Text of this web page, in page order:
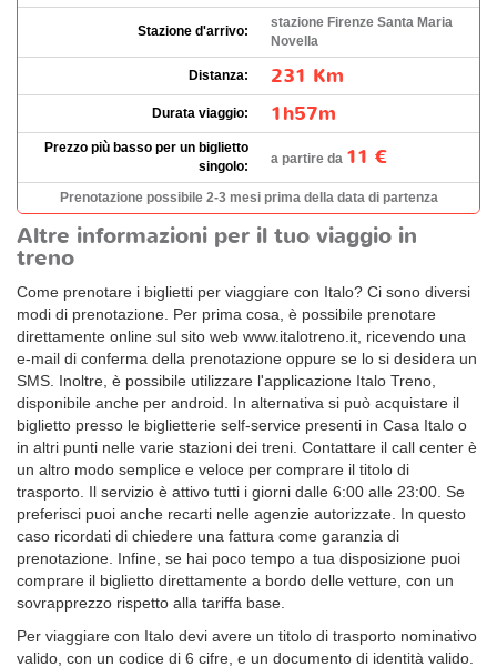
Stazione d'arrivo:
stazione Firenze Santa Maria
Novella
Distanza: 231 Km
Durata viaggio: 1h57m
Prezzo più basso per un biglietto
singolo:
a partire da 11 €
Prenotazione possibile 2-3 mesi prima della data di partenza
Altre informazioni per il tuo viaggio in
treno
Come prenotare i biglietti per viaggiare con Italo? Ci sono diversi
modi di prenotazione. Per prima cosa, è possibile prenotare
direttamente online sul sito web www.italotreno.it, ricevendo una
e-mail di conferma della prenotazione oppure se lo si desidera un
SMS. Inoltre, è possibile utilizzare l'applicazione Italo Treno,
disponibile anche per android. In alternativa si può acquistare il
biglietto presso le biglietterie self-service presenti in Casa Italo o
in altri punti nelle varie stazioni dei treni. Contattare il call center è
un altro modo semplice e veloce per comprare il titolo di
trasporto. Il servizio è attivo tutti i giorni dalle 6:00 alle 23:00. Se
preferisci puoi anche recarti nelle agenzie autorizzate. In questo
caso ricordati di chiedere una fattura come garanzia di
prenotazione. Infine, se hai poco tempo a tua disposizione puoi
comprare il biglietto direttamente a bordo delle vetture, con un
sovrapprezzo rispetto alla tariffa base.
Per viaggiare con Italo devi avere un titolo di trasporto nominativo
valido, con un codice di 6 cifre, e un documento di identità valido.